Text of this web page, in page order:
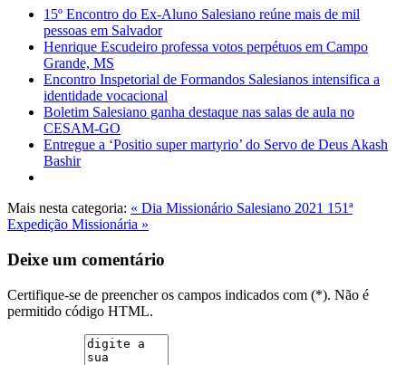
15º Encontro do Ex-Aluno Salesiano reúne mais de mil
pessoas em Salvador
Henrique Escudeiro professa votos perpétuos em Campo
Grande, MS
Encontro Inspetorial de Formandos Salesianos intensifica a
identidade vocacional
Boletim Salesiano ganha destaque nas salas de aula no
CESAM-GO
Entregue a ‘Positio super martyrio’ do Servo de Deus Akash
Bashir
Mais nesta categoria: « Dia Missionário Salesiano 2021 151ª
Expedição Missionária »
Deixe um comentário
Certifique-se de preencher os campos indicados com (*). Não é
permitido código HTML.